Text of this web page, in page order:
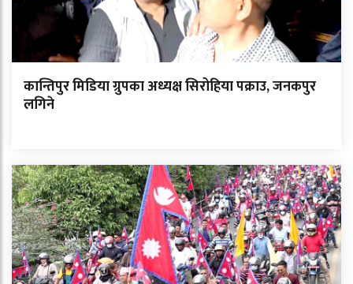
कान्तिपुर मिडिया ग्रुपका अध्यक्ष सिरोहिया पक्राउ, जनकपुर
लगिने